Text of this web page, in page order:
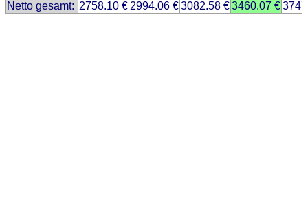
Netto gesamt: 2758.10 € 2994.06 €3082.58 €3460.07 €